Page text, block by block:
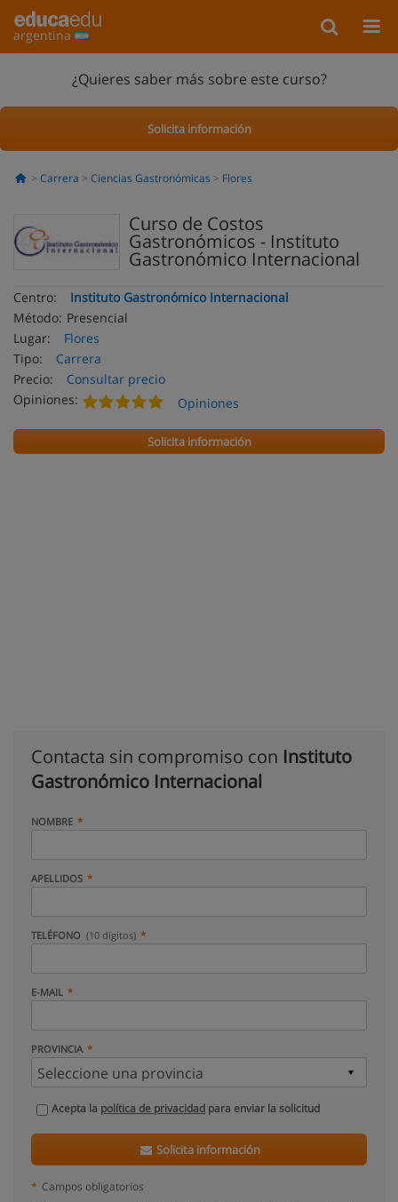
argentina
¿Quieres saber más sobre este curso?
Solicita información
Carrera Ciencias Gastronómicas Flores
Curso de Costos
Gastronómicos - Instituto
Gastronómico Internacional
Centro:
Instituto Gastronómico Internacional
Método: Presencial
Lugar:
Flores
Tipo:
Carrera
Precio:
Consultar precio
Opiniones:
Opiniones
Solicita información
Contacta sin compromiso con Instituto
Gastronómico Internacional
NOMBRE
APELLIDOS
TELÉFONO (10 dígitos)
E-MAIL
PROVINCIA
Acepta la política de privacidad para enviar la solicitud
Solicita información
* Campos obligatorios